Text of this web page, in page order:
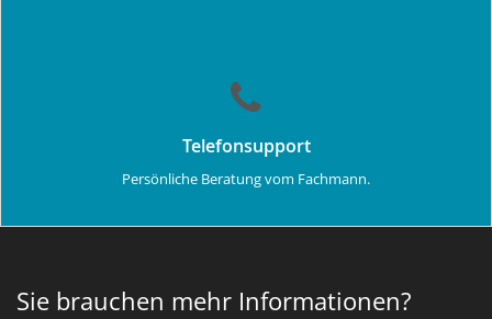
Telefonsupport
Persönliche Beratung vom Fachmann.
Sie brauchen mehr Informationen?